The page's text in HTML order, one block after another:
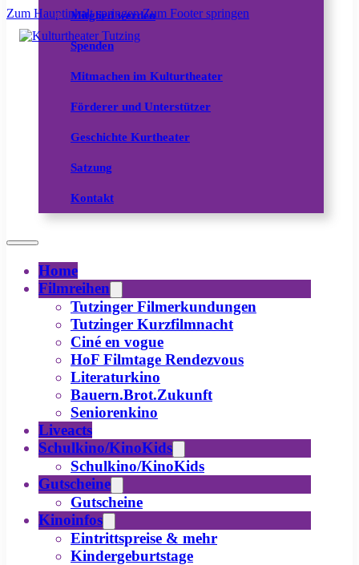
Zum Hauptinhalt springen Zum Footer springen
Mitglied werden
Spenden
Mitmachen im Kulturtheater
Förderer und Unterstützer
Geschichte Kurtheater
Satzung
Kontakt
Home
Filmreihen
Tutzinger Filmerkundungen
Tutzinger Kurzfilmnacht
Ciné en vogue
HoF Filmtage Rendezvous
Literaturkino
Bauern.Brot.Zukunft
Seniorenkino
Liveacts
Schulkino/KinoKids
Schulkino/KinoKids
Gutscheine
Gutscheine
Kinoinfos
Eintrittspreise & mehr
Kindergeburtstage